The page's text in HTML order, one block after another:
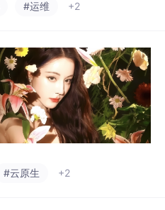
#运维 +2
#云原生 +2